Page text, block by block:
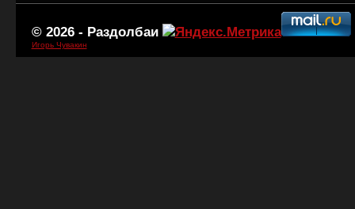
© 2026 - Раздолбаи
Игорь Чувакин